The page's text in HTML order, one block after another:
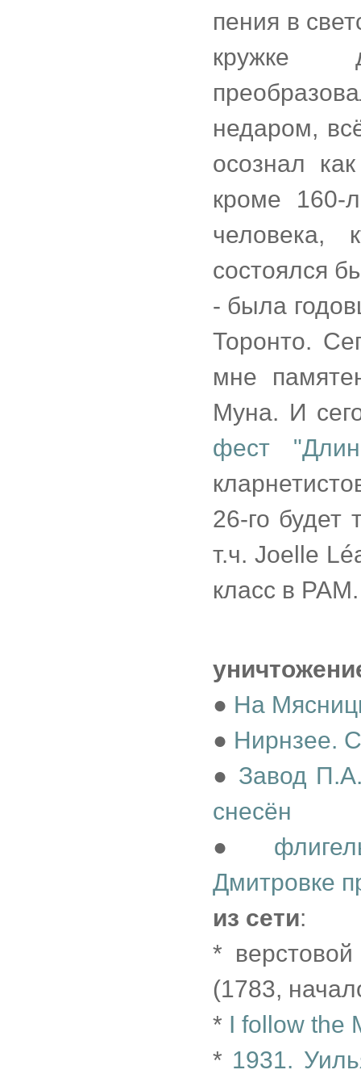
пения в
кружке
недаром,
осознал
кроме 160-
человека,
состоялся
- была
Торонто.
мне
Муна. И
фест
26-го будет
т.ч. Joelle
класс в РАМ.
● На
● Нирнзее.
● Завод
снесён
●
Дмитровке
из сети:
*
(1783,
* I follow the
* 1931.